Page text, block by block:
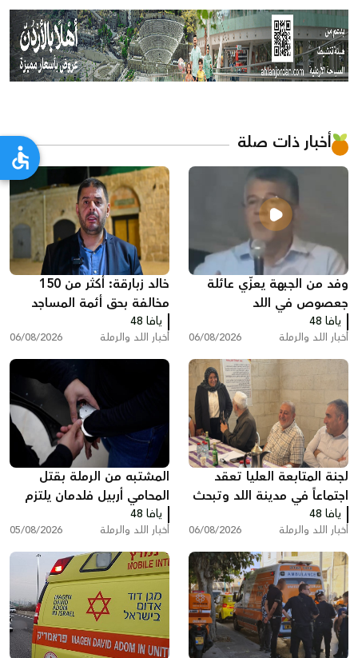
أخبار ذات صلة
وفد من الجبهة يعزّي عائلة
جعصوص في اللد
يافا 48
أخبار اللد والرملة 06/08/2026
خالد زبارقة: أكثر من 150
مخالفة بحق أئمة المساجد
بسبب رفع الأذان في اللد
يافا 48
أخبار اللد والرملة 06/08/2026
لجنة المتابعة العليا تعقد
اجتماعاً في مدينة اللد وتبحث
ملفات الجريمة والعنف
يافا 48
أخبار اللد والرملة 06/08/2026
المشتبه من الرملة بقتل
المحامي أربيل فلدمان يلتزم
الصمت في التحقيق ويقول:
"أنا مريض نفسيًا"
يافا 48
أخبار اللد والرملة 05/08/2026